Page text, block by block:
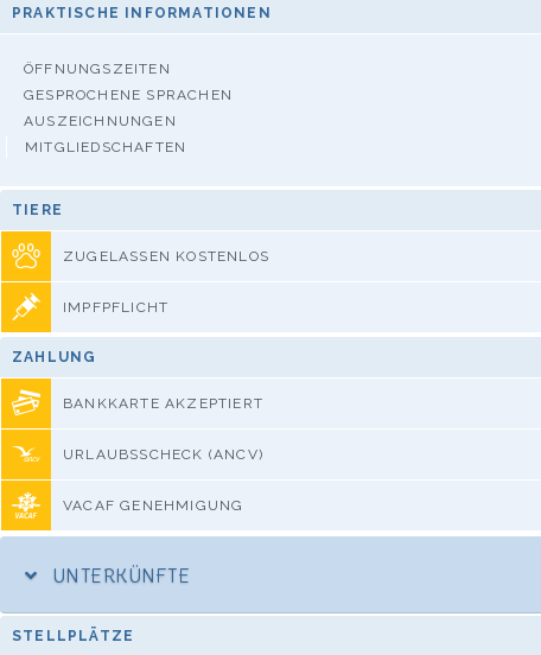
PRAKTISCHE INFORMATIONEN
ÖFFNUNGSZEITEN
GESPROCHENE SPRACHEN
AUSZEICHNUNGEN
MITGLIEDSCHAFTEN
TIERE
ZUGELASSEN KOSTENLOS
IMPFPFLICHT
ZAHLUNG
BANKKARTE AKZEPTIERT
URLAUBSSCHECK (ANCV)
VACAF GENEHMIGUNG
UNTERKÜNFTE
STELLPLÄTZE